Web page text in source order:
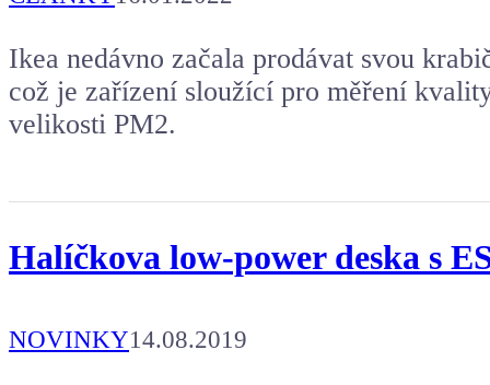
Ikea nedávno začala prodávat svou
což je zařízení sloužící pro měření
velikosti PM2.
Halíčkova low-power deska s
NOVINKY14.08.2019